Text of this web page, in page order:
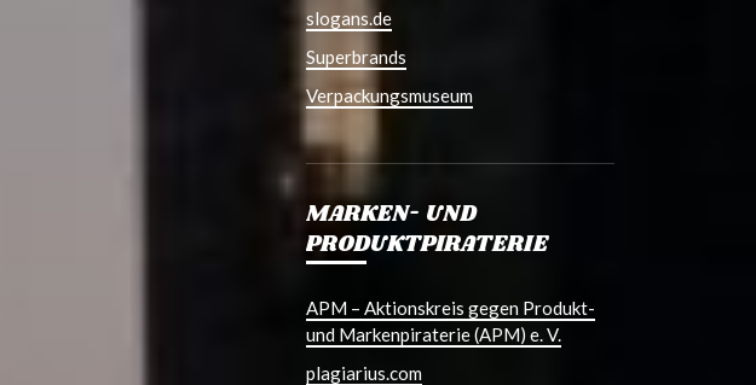
slogans.de
Superbrands
Verpackungsmuseum
MARKEN- UND
PRODUKTPIRATERIE
APM – Aktionskreis gegen Produkt-
und Markenpiraterie (APM) e. V.
plagiarius.com